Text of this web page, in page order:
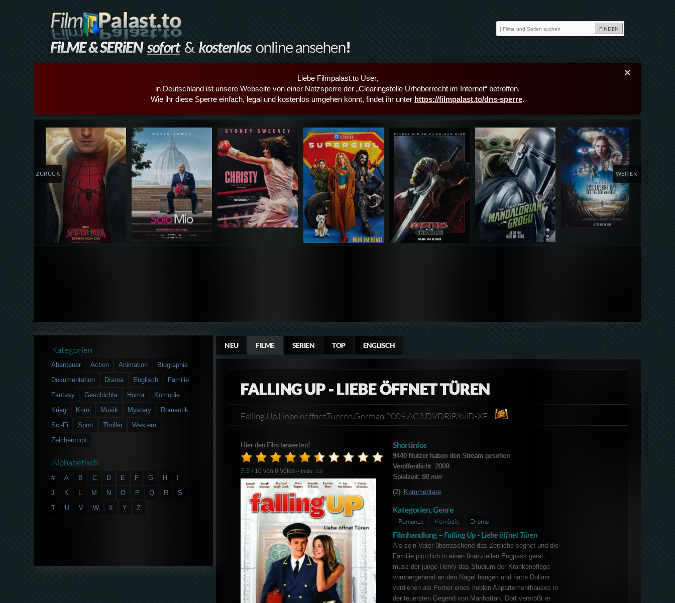
×
Liebe Filmpalast.to User,
in Deutschland ist unsere Webseite von einer Netzsperre der „Clearingstelle Urheberrecht im Internet“ betroffen.
Wie ihr diese Sperre einfach, legal und kostenlos umgehen könnt, findet ihr unter https://filmpalast.to/dns-sperre.
Details,Play Details,Play Details,Play Details,Play Details,Play Details,Play Details,Play
ZURÜCK WEITER
NEU FILME SERIEN TOP ENGLISCH
FALLING UP - LIEBE ÖFFNET TÜREN
Falling.Up.Liebe.oeffnet.Tueren.German.2009.AC3.DVDRiP.XviD-XF
Hier den Film bewerten!
5.5 / 10 von8 Votes – Imdb: /10
Shortinfos
9440Nutzer haben den Stream gesehen
Veröffentlicht: 2009
Spielzeit: 98 min
(2) Kommentare
Kategorien, Genre
Romanze Komödie Drama
Filmhandlung – Falling Up - Liebe öffnet Türen
Als sein Vater überraschend das Zeitliche segnet und die
Familie plötzlich in einen finanziellen Engpass gerät,
muss der junge Henry das Studium der Krankenpflege
vorübergehend an den Nagel hängen und harte Dollars
verdienen als Portier eines noblen Appartementhauses in
der teuersten Gegend von Manhattan. Dort verstößt er
Kategorien
Abenteuer Action Animation
Biographie
Dokumentation
Drama Englisch
Familie
Fantasy
Geschichte Horror
Komödie
Krieg
Krimi Musik Mystery
Romantik
Sci-Fi
Sport Thriller
Western
Zeichentrick
Alphabetisch
# A B C D E F G H
J
K L M N O P Q R
S
T
U V W X Y Z